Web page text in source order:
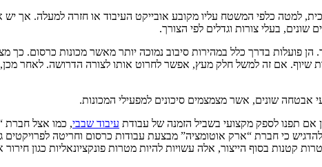
למטה כלפי המשטח עליו מקובע אובייקט העיבוד או חזרה למעלה. אך יש
בעלי צורות וגדלים לפי הצורך.
הן פועלות בדרך כלל במהירות סיבוב נמוכה יותר מאשר מכונות כרסום.
שיוף. אם זה למשל חלק מעץ, אפשר לחרוט אותו לצורה הדרושה. לאחר
אבטחה שונים, אשר מצמצמים סיכונים למפעילי המכונות.
אם תפנו לספק מקצועי בשביל הזמנה של עבודת עיבוד שבבי, כמו אצל חברת
כי חברת “ארק אוטומציה” מבצעת עבודות כרסום וחריטה
בסוף הייצור, אלה עשויות להיות מטרות פונקציונאליות כגון